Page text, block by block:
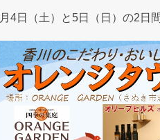
4日（土）と5日（日）の2日